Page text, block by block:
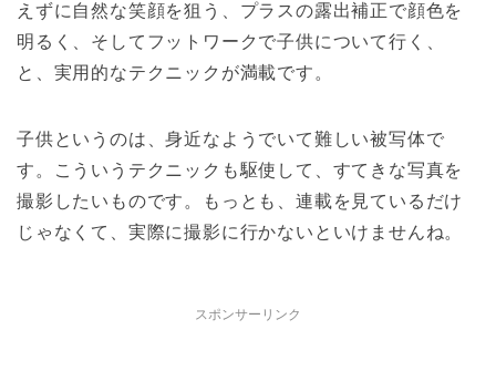
えずに自然な笑顔を狙う、プラスの露出補正で顔色を
明るく、そしてフットワークで子供について行く、
と、実用的なテクニックが満載です。
子供というのは、身近なようでいて難しい被写体で
す。こういうテクニックも駆使して、すてきな写真を
撮影したいものです。もっとも、連載を見ているだけ
じゃなくて、実際に撮影に行かないといけませんね。
スポンサーリンク